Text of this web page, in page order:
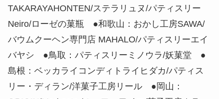
TAKARAYAHONTEN/ステラリュヌ/パティスリー
Neiro/ローゼの菓瓶 ●和歌山：おかし工房SAWA/
バウムクーヘン専門店 MAHALO/パティスリーエイ
バヤシ ●鳥取：パティスリーミノウラ/妖菓堂 ●
島根：ベッカライコンディトライヒダカ/パティス
リー・ディラン/洋菓子工房リール ●岡山：